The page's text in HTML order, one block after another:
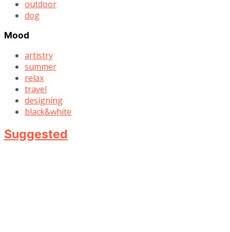
outdoor
dog
Mood
artistry
summer
relax
travel
designing
black&white
Suggested